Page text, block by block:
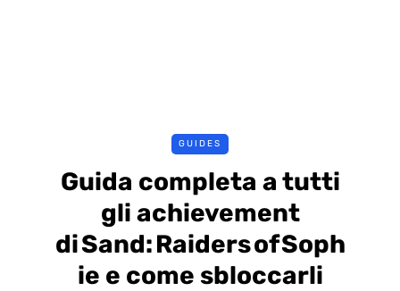
GUIDES
Guida completa a tutti
gli achievement
di Sand: Raiders of Soph
ie e come sbloccarli